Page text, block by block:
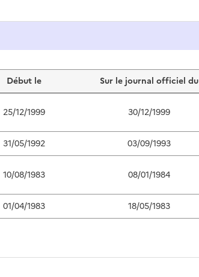
Début le Sur le journal officiel du
25/12/1999 30/12/1999
31/05/1992 03/09/1993
10/08/1983 08/01/1984
01/04/1983 18/05/1983